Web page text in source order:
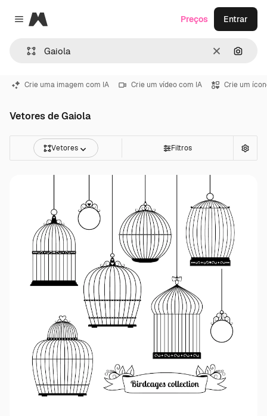
Close menu
Magnific
Limpar
Preços Entrar
Crie uma imagem com IA Crie um vídeo com IA Crie um
Vetores de Gaiola
Vetores Filtros